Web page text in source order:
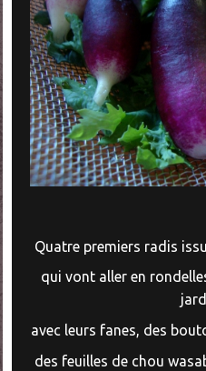
Quatre premiers radis
qui vont aller en
avec leurs fanes, des
des feuilles de chou